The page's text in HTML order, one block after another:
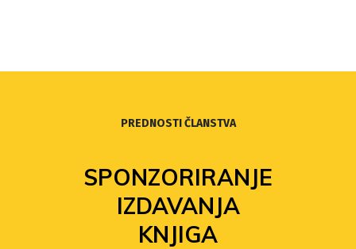
PREDNOSTI ČLANSTVA
SPONZORIRANJE
IZDAVANJA
KNJIGA